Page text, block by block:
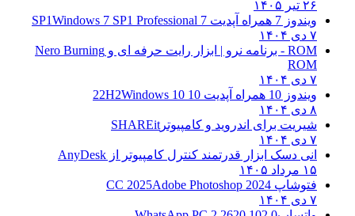
۲۶ تیر ۱۴۰۵
ویندوز 7 همراه آپدیت 7 SP1
Windows 7 SP1 Professional
۷ دی ۱۴۰۴
ROM - برنامه نرو | ابزار رایت حرفه ای و
Nero Burning
ROM
۷ دی ۱۴۰۴
ویندوز 10 همراه آپدیت 10 22H2
Windows 10
۸ دی ۱۴۰۴
شیریت برای اندروید و کامپیوتر SHAREit
۷ دی ۱۴۰۴
انی دسک ابزار قدرتمند کنترل کامپیوتر از AnyDesk
۱۵ مرداد ۱۴۰۵
فتوشاپ CC 2025 Adobe Photoshop 2024
۷ دی ۱۴۰۴